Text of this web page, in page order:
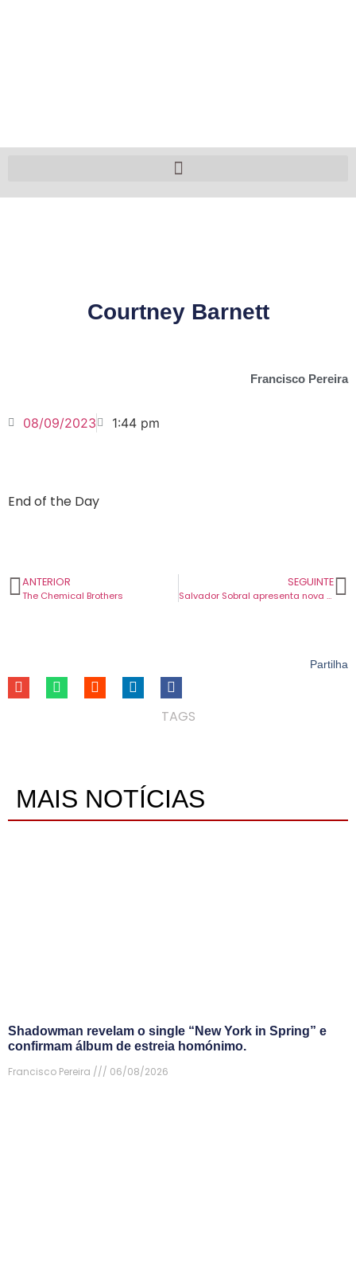
Courtney Barnett
Francisco Pereira
08/09/2023 1:44 pm
End of the Day
ANTERIOR
The Chemical Brothers
SEGUINTE
Salvador Sobral apresenta nova canção chamada “De La Mano De Tu Voz”.
Partilha
TAGS
MAIS NOTÍCIAS
Shadowman revelam o single “New York in Spring” e
confirmam álbum de estreia homónimo.
Francisco Pereira
06/08/2026